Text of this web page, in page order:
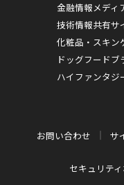
金融情報メディ
技術情報共有サ
化粧品・スキン
ドッグフードブ
ハイファンタジ
お問い合わせ サ
セキュリテ